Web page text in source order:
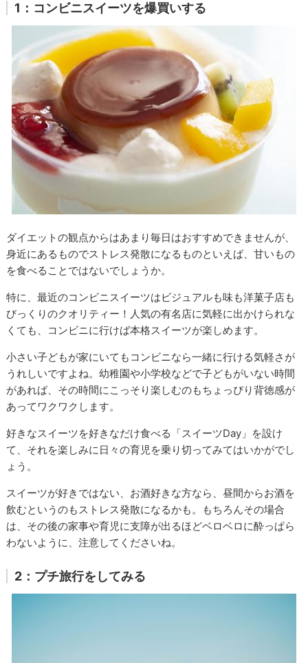
1：コンビニスイーツを爆買いする
ダイエットの観点からはあまり毎日はおすすめできませんが、
身近にあるものでストレス発散になるものといえば、甘いもの
を食べることではないでしょうか。
特に、最近のコンビニスイーツはビジュアルも味も洋菓子店も
びっくりのクオリティー！人気の有名店に気軽に出かけられな
くても、コンビニに行けば本格スイーツが楽しめます。
小さい子どもが家にいてもコンビニなら一緒に行ける気軽さが
うれしいですよね。幼稚園や小学校などで子どもがいない時間
があれば、その時間にこっそり楽しむのもちょっぴり背徳感が
あってワクワクします。
好きなスイーツを好きなだけ食べる「スイーツDay」を設け
て、それを楽しみに日々の育児を乗り切ってみてはいかがでし
ょう。
スイーツが好きではない、お酒好きな方なら、昼間からお酒を
飲むというのもストレス発散になるかも。もちろんその場合
は、その後の家事や育児に支障が出るほどベロベロに酔っぱら
わないように、注意してくださいね。
2：プチ旅行をしてみる